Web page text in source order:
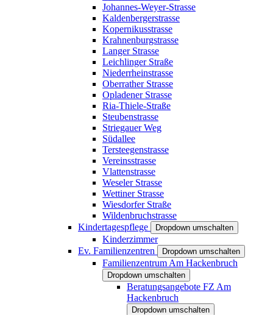
Johannes-Weyer-Strasse
Kaldenbergerstrasse
Kopernikusstrasse
Krahnenburgstrasse
Langer Strasse
Leichlinger Straße
Niederrheinstrasse
Oberrather Strasse
Opladener Strasse
Ria-Thiele-Straße
Steubenstrasse
Striegauer Weg
Südallee
Tersteegenstrasse
Vereinsstrasse
Vlattenstrasse
Weseler Strasse
Wettiner Strasse
Wiesdorfer Straße
Wildenbruchstrasse
Kindertagespflege
Dropdown umschalten
Kinderzimmer
Ev. Familienzentren
Dropdown umschalten
Familienzentrum Am Hackenbruch
Dropdown umschalten
Beratungsangebote FZ Am
Hackenbruch
Dropdown umschalten